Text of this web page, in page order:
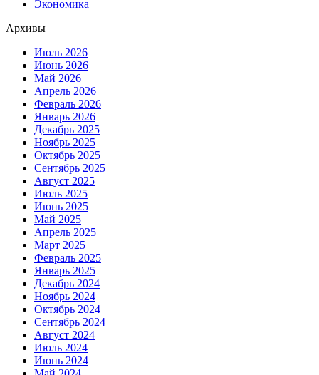
Экономика
Архивы
Июль 2026
Июнь 2026
Май 2026
Апрель 2026
Февраль 2026
Январь 2026
Декабрь 2025
Ноябрь 2025
Октябрь 2025
Сентябрь 2025
Август 2025
Июль 2025
Июнь 2025
Май 2025
Апрель 2025
Март 2025
Февраль 2025
Январь 2025
Декабрь 2024
Ноябрь 2024
Октябрь 2024
Сентябрь 2024
Август 2024
Июль 2024
Июнь 2024